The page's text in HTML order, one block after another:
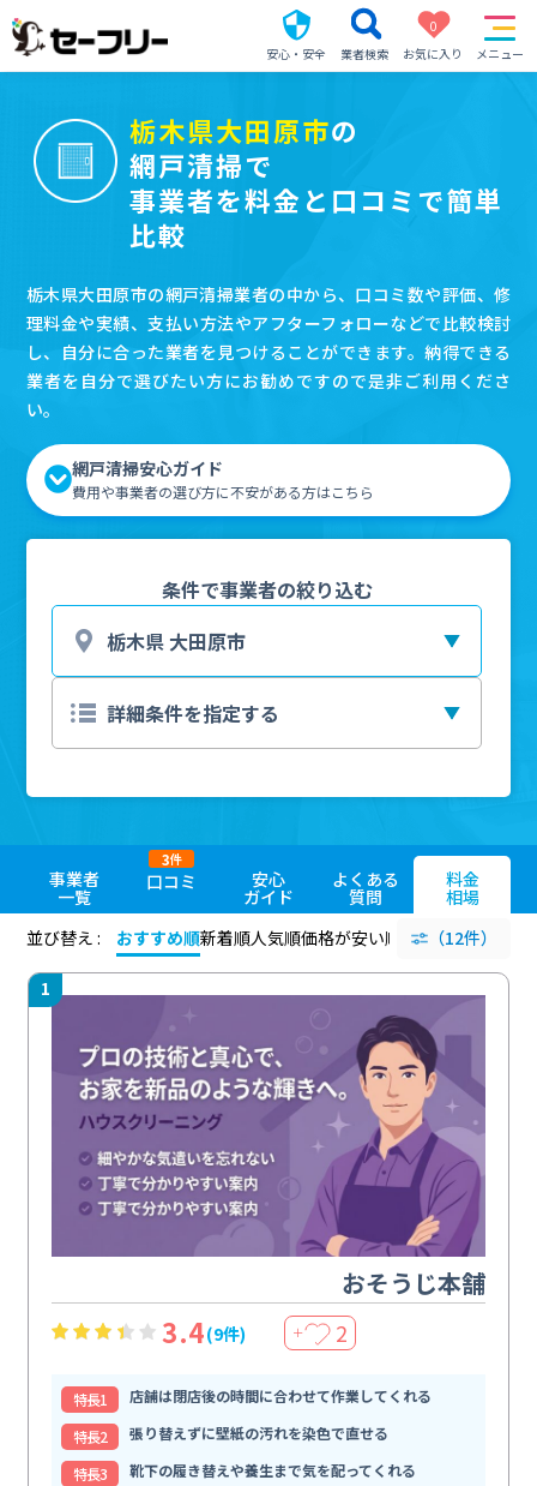
安心・安全 業者検索
0
お気に入り
メニュー
栃木県大田原市の
網戸清掃で
事業者を料金と口コミで簡単
比較
栃木県大田原市の網戸清掃業者の中から、口コミ数や評価、修
理料金や実績、支払い方法やアフターフォローなどで比較検討
し、自分に合った業者を見つけることができます。納得できる
業者を自分で選びたい方にお勧めですので是非ご利用くださ
い。
網戸清掃安心ガイド
費用や事業者の選び方に不安がある方はこちら
条件で事業者の絞り込む
事業者
一覧
口コミ
3件
安心
ガイド
よくある
質問
料金
相場
並び替え :
おすすめ順新着順人気順価格が安い順 評価が高い順
（12件）
1
おそうじ本舗
3.4(9件) ＋ 2
特⻑1
店舗は閉店後の時間に合わせて作業してくれる
特⻑2
張り替えずに壁紙の汚れを染色で直せる
特⻑3
靴下の履き替えや養生まで気を配ってくれる